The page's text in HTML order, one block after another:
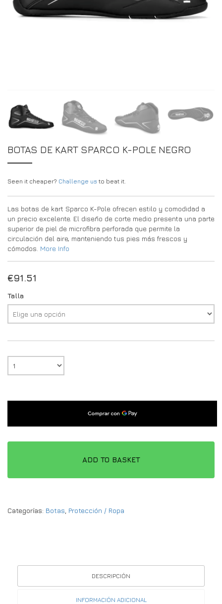
FAQS
DRIVERS/PARTNERS
FORMULARIO DE INSCRIPCIÓN DE EMBAJADORES
BOTAS DE KART SPARCO K-POLE NEGRO
Seen it cheaper? Challenge us to beat it.
Las botas de kart Sparco K-Pole ofrecen estilo y comodidad a
un precio excelente. El diseño de corte medio presenta una parte
superior de piel de microfibra perforada que permite la
circulación del aire, manteniendo tus pies más frescos y
cómodos. More Info
€91.51
Talla
ADD TO BASKET
Categorías: Botas Protección / Ropa
DESCRIPCIÓN
INFORMACIÓN ADICIONAL